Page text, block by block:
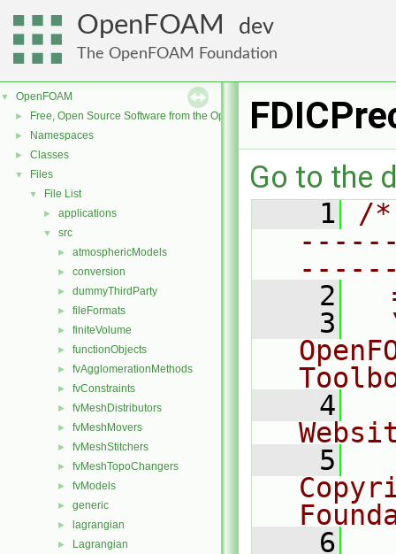
OpenFOAM dev
The OpenFOAM Foundation
▼ OpenFOAM
► Free, Open Source Software from the OpenFOAM Foundation
► Namespaces
► Classes
▼ Files
▼ File List
► applications
▼ src
► atmosphericModels
► conversion
► dummyThirdParty
► fileFormats
► finiteVolume
► functionObjects
► fvAgglomerationMethods
► fvConstraints
► fvMeshDistributors
► fvMeshMovers
► fvMeshStitchers
► fvMeshTopoChangers
► fvModels
► generic
► lagrangian
► Lagrangian
Go to the
    1
/
    2
    3
    4
    5
    6